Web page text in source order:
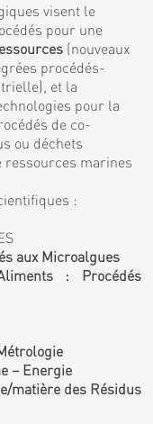
visent le
pour une
(nouveaux
procédés-
et la
pour la
de co-
ou déchets
ressources marines
:
aux Microalgues
: Procédés
– Energie
matière des Résidus